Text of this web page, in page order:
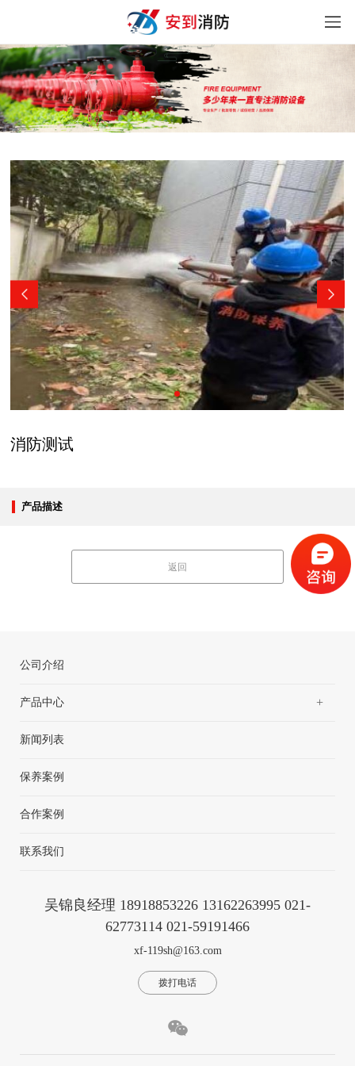
消防测试
产品描述
返回
公司介绍
产品中心 +
新闻列表
保养案例
合作案例
联系我们
吴锦良经理 18918853226 13162263995 021-
62773114 021-59191466
xf-119sh@163.com
拨打电话